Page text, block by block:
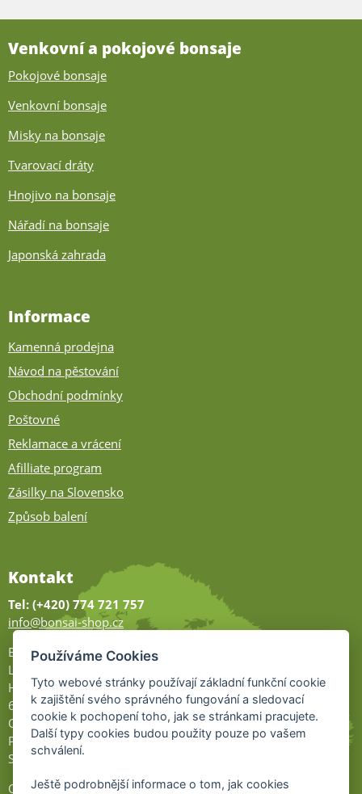
Venkovní a pokojové bonsaje
Pokojové bonsaje
Venkovní bonsaje
Misky na bonsaje
Tvarovací dráty
Hnojivo na bonsaje
Nářadí na bonsaje
Japonská zahrada
Informace
Kamenná prodejna
Návod na pěstování
Obchodní podmínky
Poštovné
Reklamace a vrácení
Afilliate program
Zásilky na Slovensko
Způsob balení
Kontakt
Tel: (+420) 774 721 757
info@bonsai-shop.cz
Bonsai-shop
Legionářů 2
Hodonín
695 01
Otevřeno:
Po-Pá 9-17
So 9-11:30
Ochrana osobních údajů
Používáme Cookies
Tyto webové stránky používají základní funkční cookie
k zajištění svého správného fungování a sledovací
cookie k pochopení toho, jak se stránkami pracujete.
Další typy cookies budou použity pouze po vašem
schválení.
Ještě podrobnější informace o tom, jak cookies